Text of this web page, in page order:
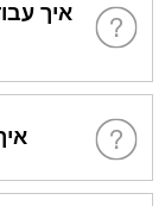
איך